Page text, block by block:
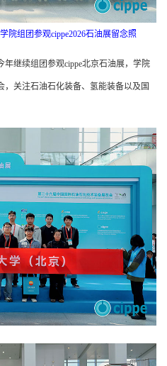
院组团参观cippe2026石油展留念照
继续组团参观cippe北京石油展，学院
关注石油石化装备、氢能装备以及国